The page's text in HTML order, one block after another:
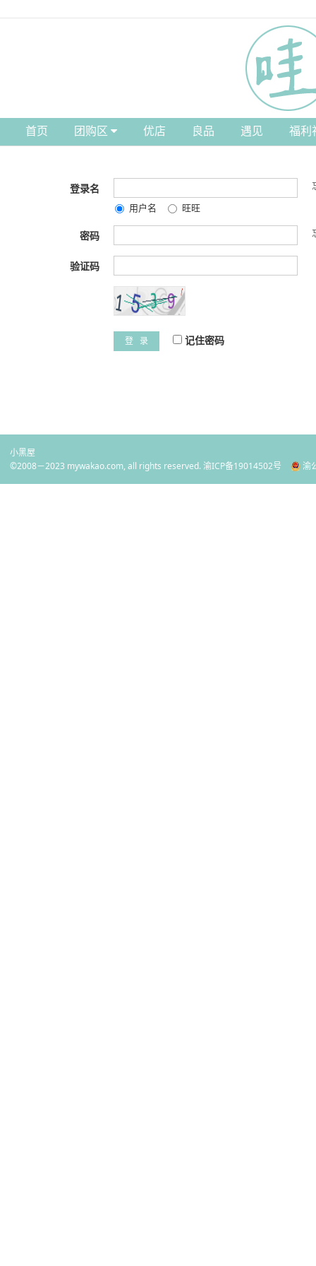
首页 团购区 优店 良品 遇见 福利
登录名
用户名 旺旺
密码
验证码
登 录 记住密码
小黑屋
©2008－2023 mywakao.com, all rights reserved.渝ICP备19014502号 渝